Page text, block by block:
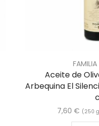
FAMILIA
Aceite de
Arbequina El
7,60€ (250